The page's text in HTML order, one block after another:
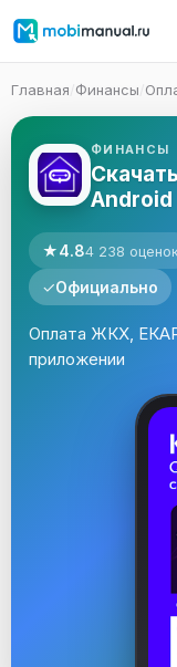
Главная Финансы
ФИНАНСЫ
Android
★4.84 238
✓Официально
Оплата ЖКХ,
приложении